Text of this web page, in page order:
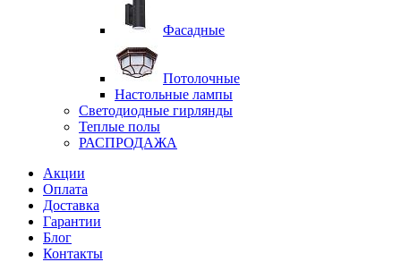
Фасадные
Потолочные
Настольные лампы
Светодиодные гирлянды
Теплые полы
РАСПРОДАЖА
Акции
Оплата
Доставка
Гарантии
Блог
Контакты